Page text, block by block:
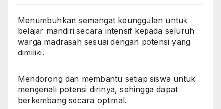
Menumbuhkan semangat keunggulan untuk
belajar mandiri secara intensif kepada seluruh
warga madrasah sesuai dengan potensi yang
dimiliki.
Mendorong dan membantu setiap siswa untuk
mengenali potensi dirinya, sehingga dapat
berkembang secara optimal.